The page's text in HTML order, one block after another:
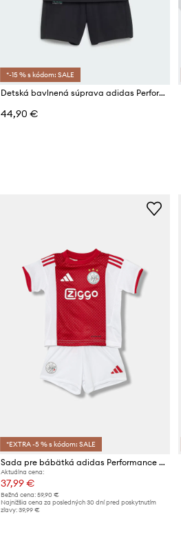
*-15 % s kódom: SALE
Detská bavlnená súprava adidas Performance MERCEDES
44,90 €
*EXTRA -5 % s kódom: SALE
Sada pre bábätká adidas Performance AJAX
Aktuálna cena:
37,99 €
Bežná cena: 59,90 €
Najnižšia cena za posledných 30 dní pred poskytnutím
zľavy: 39,99 €